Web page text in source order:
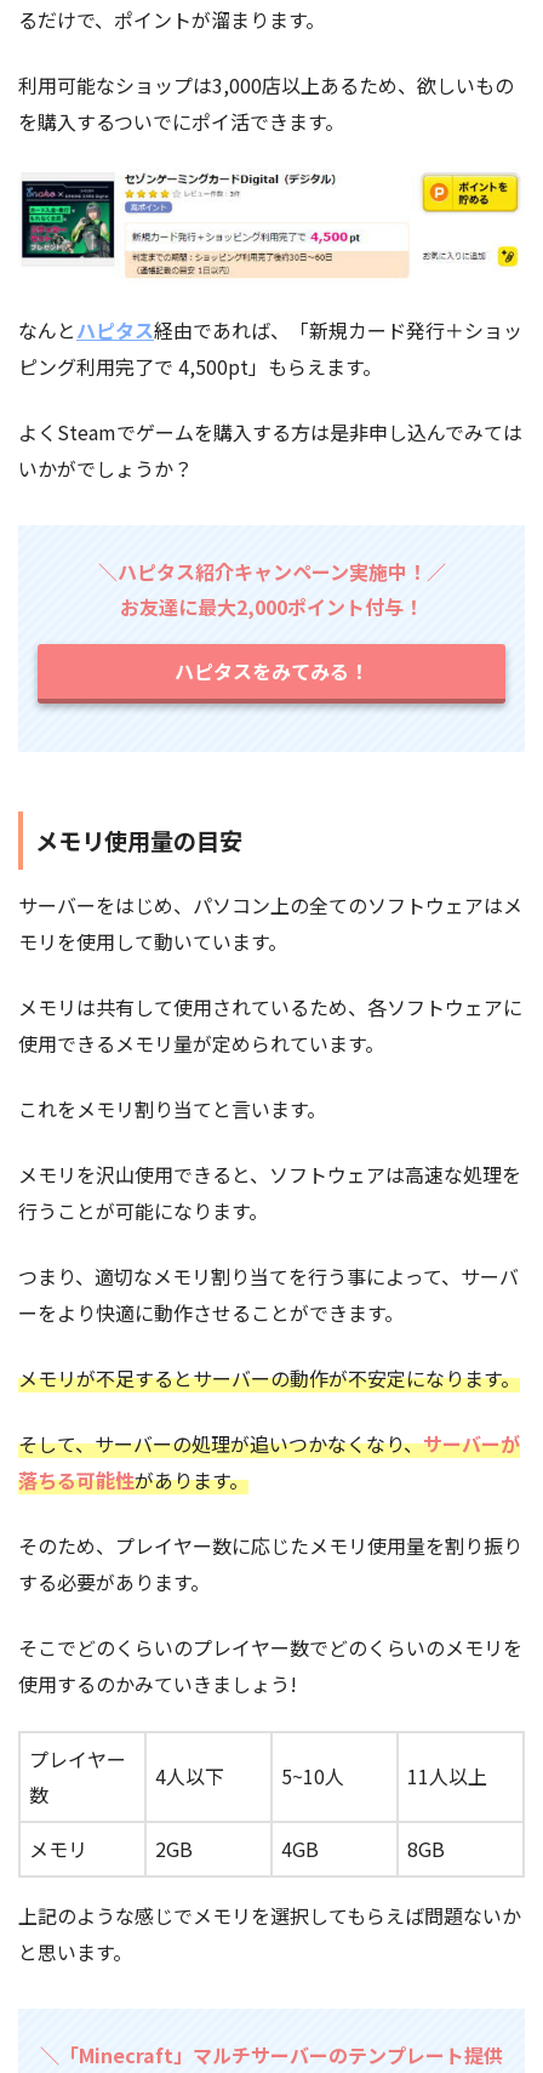
るだけで、ポイントが溜まります。
利用可能なショップは3,000店以上あるため、欲しいもの
を購入するついでにポイ活できます。
なんとハピタス経由であれば、「新規カード発行＋ショッ
ピング利用完了で 4,500pt」もらえます。
よくSteamでゲームを購入する方は是非申し込んでみては
いかがでしょうか？
＼ハピタス紹介キャンペーン実施中！／
お友達に最大2,000ポイント付与！
ハピタスをみてみる！
メモリ使用量の目安
サーバーをはじめ、パソコン上の全てのソフトウェアはメ
モリを使用して動いています。
メモリは共有して使用されているため、各ソフトウェアに
使用できるメモリ量が定められています。
これをメモリ割り当てと言います。
メモリを沢山使用できると、ソフトウェアは高速な処理を
行うことが可能になります。
つまり、適切なメモリ割り当てを行う事によって、サーバ
ーをより快適に動作させることができます。
メモリが不足するとサーバーの動作が不安定になります。
そして、サーバーの処理が追いつかなくなり、サーバーが
落ちる可能性があります。
そのため、プレイヤー数に応じたメモリ使用量を割り振り
する必要があります。
そこでどのくらいのプレイヤー数でどのくらいのメモリを
使用するのかみていきましょう!
プレイヤー
数
4人以下 5~10人 11人以上
メモリ 2GB 4GB 8GB
上記のような感じでメモリを選択してもらえば問題ないか
と思います。
＼「Minecraft」マルチサーバーのテンプレート提供